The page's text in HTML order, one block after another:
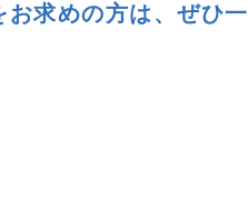
お求めの方は、ぜひ